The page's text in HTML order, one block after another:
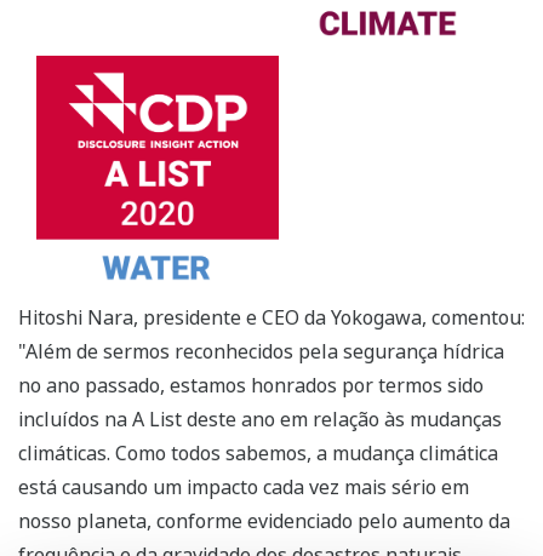
Hitoshi Nara, presidente e CEO da Yokogawa, comentou:
"Além de sermos reconhecidos pela segurança hídrica
no ano passado, estamos honrados por termos sido
incluídos na A List deste ano em relação às mudanças
climáticas. Como todos sabemos, a mudança climática
está causando um impacto cada vez mais sério em
nosso planeta, conforme evidenciado pelo aumento da